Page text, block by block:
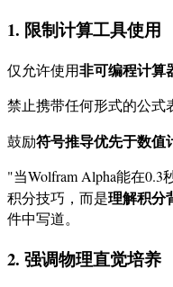
1. 限制计算工具使用
仅允许使用非可编程计算
禁止携带任何形式的公式
鼓励符号推导优先于数值
"当Wolfram Alpha能在
积分技巧，而是理解积分
件中写道。
2. 强调物理直觉培养